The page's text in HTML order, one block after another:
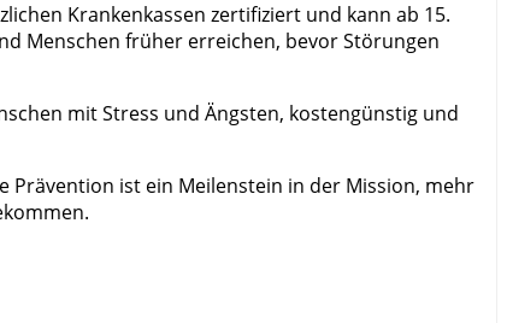
Krankenkassen zertifiziert und kann ab 15.
Menschen früher erreichen, bevor Störungen
mit Stress und Ängsten, kostengünstig und
Prävention ist ein Meilenstein in der Mission, mehr